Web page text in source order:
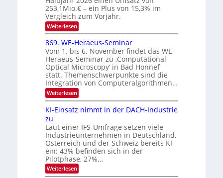
0
2
6
e
K
I
m
i
t
d
e
n
k
t
253,1Mio.€ – ein Plus von 15,3% im
Vergleich zum Vorjahr.
Weiterlesen:
E
x
o
s
e
n
s
m
e
l
d
e
t
a
r
k
e
s
W
869. WE-Heraeus-Seminar
Vom 1. bis 6. November findet das WE-
Heraeus-Seminar zu ‚Computational
Optical Microscopy‘ in Bad Honnef
statt. Themenschwerpunkte sind die
Integration von Computeralgorithmen…
Weiterlesen:
8
9
W
E
-
H
e
r
a
e
KI-Einsatz nimmt in der DACH-Industrie
zu
Laut einer IFS-Umfrage setzen viele
Industrieunternehmen in Deutschland,
Österreich und der Schweiz bereits KI
ein: 43% befinden sich in der
Pilotphase, 27%…
Weiterlesen:
K